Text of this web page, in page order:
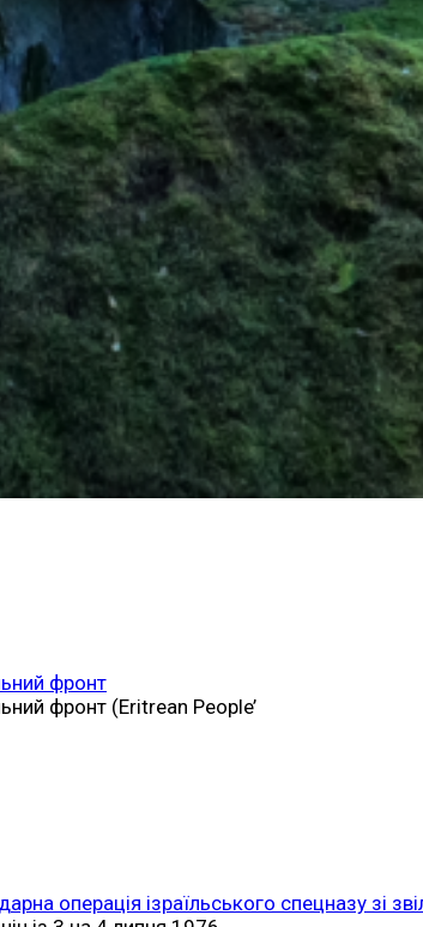
фронт
фронт (Eritrean People’
операція ізраїльського спецназу зі